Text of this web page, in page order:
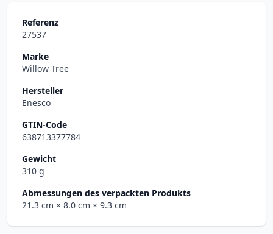
Referenz
27537
Marke
Willow Tree
Hersteller
Enesco
GTIN-Code
638713377784
Gewicht
310 g
Abmessungen des verpackten Produkts
21.3 cm × 8.0 cm × 9.3 cm